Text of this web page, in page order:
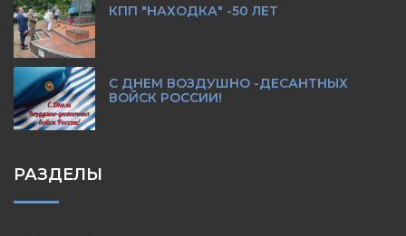
КПП "НАХОДКА" -50 ЛЕТ
С ДНЕМ ВОЗДУШНО -ДЕСАНТНЫХ
ВОЙСК РОССИИ!
РАЗДЕЛЫ